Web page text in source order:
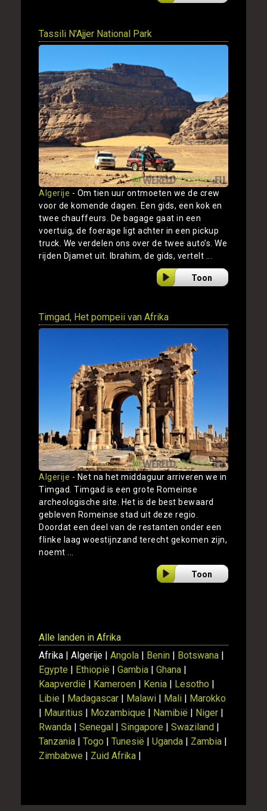
Tassili N'Ajjer National Park
Algerije - Om tien uur ontmoeten we de crew
voor de komende dagen. Een gids, een kok en
twee chauffeurs. De bagage gaat in een
voertuig, de foerage ligt achter in een pickup
truck. We verdelen ons over de twee auto’s. We
rijden Djamet uit. Ibrahim, de gids, vertelt ...
Toon
Timgad, Het pompeii van Afrika
Algerije - Net na het middaguur arriveren we in
Timgad. Timgad is een grote Romeinse
archeologische site. Het is de best bewaard
gebleven Romeinse stad uit deze regio.
Doordat een deel van de restanten onder een
flinke laag woestijnzand terecht gekomen zijn,
noemt ...
Toon
Alle landen in Afrika
Afrika | Algerije | Angola | Benin | Botswana |
Egypte | Ethiopië | Gambia | Ghana |
Kaapverdië | Kameroen | Kenia | Lesotho |
Libie | Madagascar | Malawi | Mali | Marokko
| Mauritius | Mozambique | Namibië | Niger |
Rwanda | Senegal | Singapore | Swaziland |
Tanzania | Togo | Tunesië | Uganda | Zambia |
Zimbabwe | Zuid Afrika |